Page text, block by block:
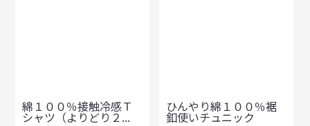
綿１００％接触冷感Ｔ
シャツ（よりどり２...
ひんやり綿１００％裾
釦使いチュニック